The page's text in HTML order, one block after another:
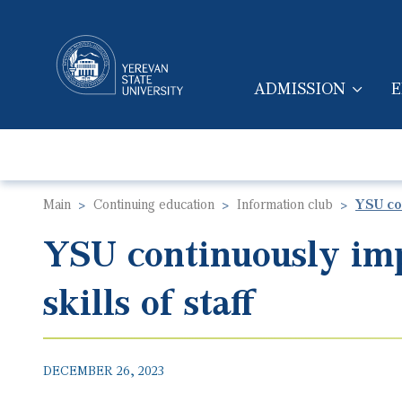
MAIN
ADMISSION
Main Continuing education Information club YSU
YSU continuously
skills of staff
DECEMBER 26, 2023